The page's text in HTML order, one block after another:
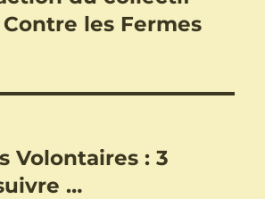
les Fermes
Volontaires : 3
…